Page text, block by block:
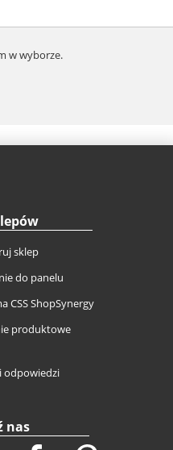
w wyborze.
sklep
do panelu
CSS ShopSynergy
produktowe
odpowiedzi
nas